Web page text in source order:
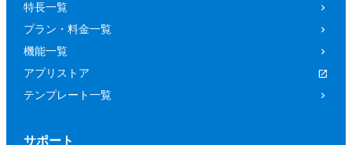
特長一覧
プラン・料金一覧
機能一覧
アプリストア
テンプレート一覧
サポート